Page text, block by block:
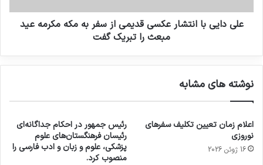
علی دایی با انتشار عکسی قديمى از سفر به مکه مکرمه عید
مبعث را تبريک گفت
نوشته های مشابه
اعلام زمان تعیین تکلیف سفرهای
نوروزی
16 ژوئن 2026
رئیس جمهور در احکام جداگانه‌ای
رئیسان فرهنگستان‌های علوم
پزشکی، علوم و زبان و ادب فارسی را
منصوب کرد.